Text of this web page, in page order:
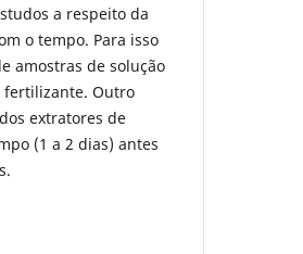
a respeito da
o tempo. Para isso
amostras de solução
fertilizante. Outro
extratores de
(1 a 2 dias) antes